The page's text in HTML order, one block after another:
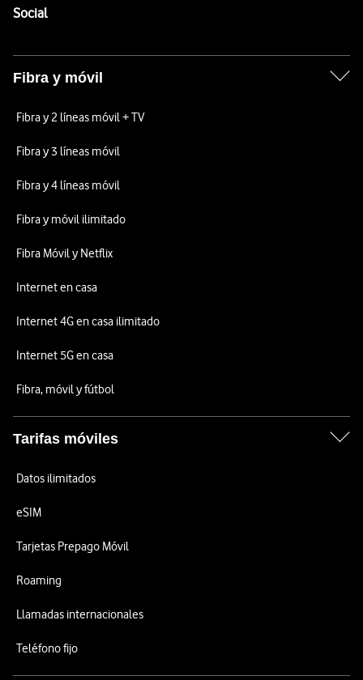
SocialEnlaces a las redes sociales de Vodafone
Fibra y móvil
Fibra y 2 líneas móvil + TV
Fibra y 3 líneas móvil
Fibra y 4 líneas móvil
Fibra y móvil ilimitado
Fibra Móvil y Netflix
Internet en casa
Internet 4G en casa ilimitado
Internet 5G en casa
Fibra, móvil y fútbol
Tarifas móviles
Datos ilimitados
eSIM
Tarjetas Prepago Móvil
Roaming
Llamadas internacionales
Teléfono fijo